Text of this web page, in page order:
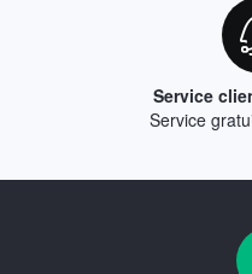
Service
Service